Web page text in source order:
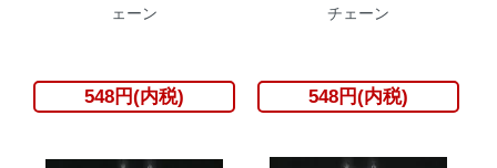
ェーン
548円(内税)
チェーン
548円(内税)